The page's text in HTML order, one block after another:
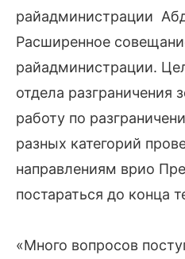
райадминистрации
Расширенное
райадминистрации.
отдела разграничения
работу по
разных категорий
направлениям врио
постараться до конца
«Много вопросов